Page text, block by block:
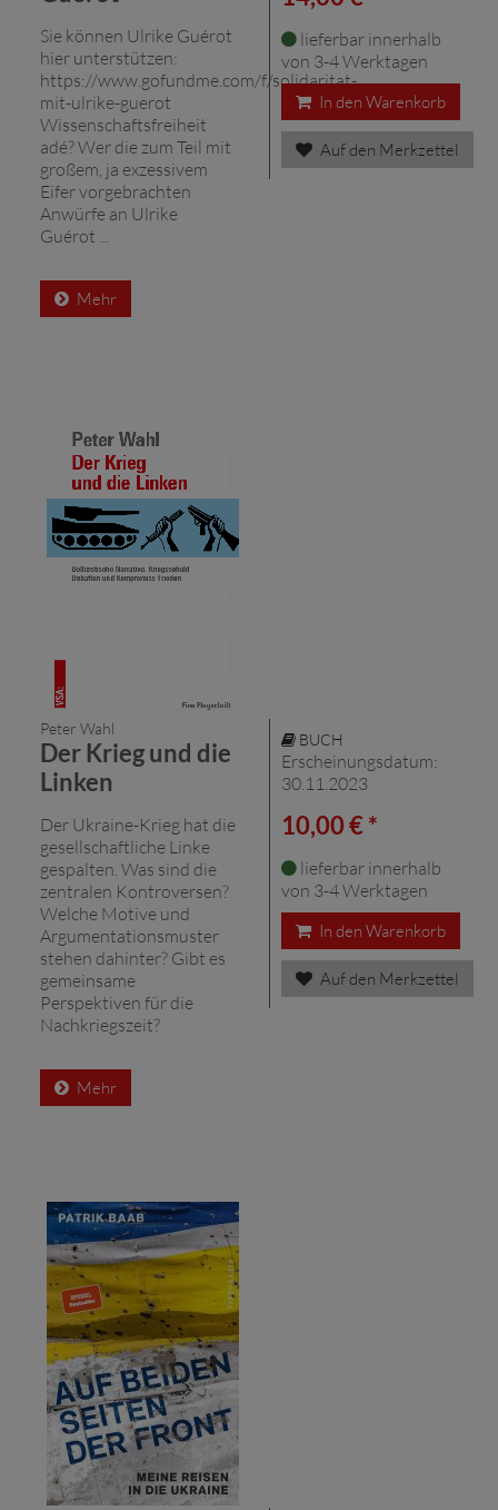
Sie können Ulrike Guérot
hier unterstützen:
https://www.gofundme.com/f/solidaritat-
mit-ulrike-guerot
Wissenschaftsfreiheit
adé? Wer die zum Teil mit
großem, ja exzessivem
Eifer vorgebrachten
Anwürfe an Ulrike
Guérot ...
Mehr
lieferbar innerhalb
von 3-4 Werktagen
In den Warenkorb
Auf den Merkzettel
Peter Wahl
Der Krieg und die
Linken
Der Ukraine-Krieg hat die
gesellschaftliche Linke
gespalten. Was sind die
zentralen Kontroversen?
Welche Motive und
Argumentationsmuster
stehen dahinter? Gibt es
gemeinsame
Perspektiven für die
Nachkriegszeit?
Mehr
BUCH
Erscheinungsdatum:
30.11.2023
10,00 € *
lieferbar innerhalb
von 3-4 Werktagen
In den Warenkorb
Auf den Merkzettel